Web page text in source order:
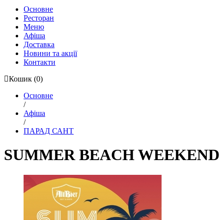
Основне
Ресторан
Меню
Афіша
Доставка
Новини та акції
Контакти
Кошик (0)
Основне
/
Афіша
/
ПАРАД САНТ
SUMMER BEACH